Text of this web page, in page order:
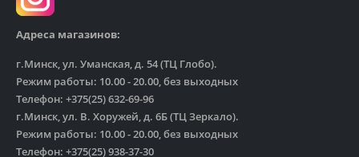
Адреса магазинов:
г.Минск, ул. Уманская, д. 54 (ТЦ Глобо).
Режим работы: 10.00 - 20.00, без выходных
Телефон: +375(25) 632-69-96
г.Минск, ул. В. Хоружей, д. 6Б (ТЦ Зеркало).
Режим работы: 10.00 - 20.00, без выходных
Телефон: +375(25) 938-37-30